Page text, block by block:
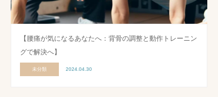
【腰痛が気になるあなたへ：背骨の調整と動作トレーニン
グで解決へ】
未分類 2024.04.30